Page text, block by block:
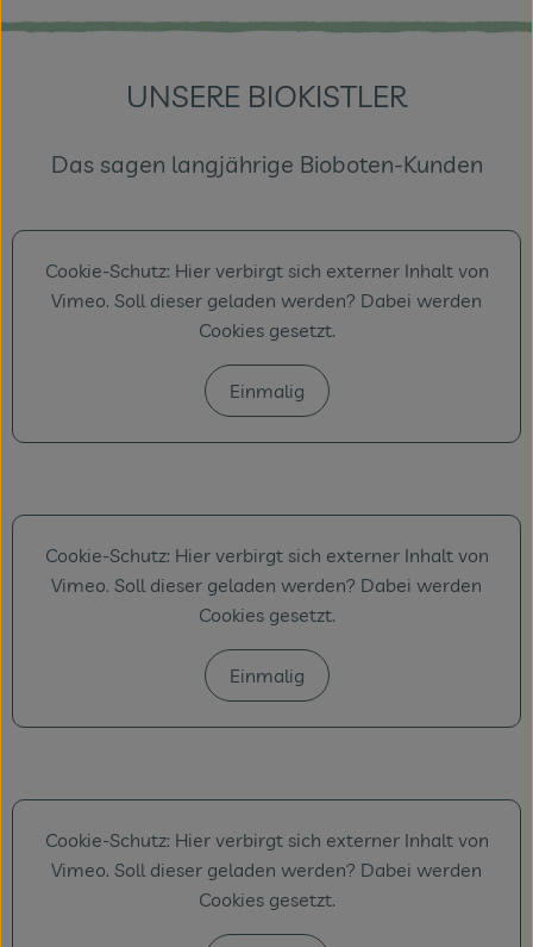
UNSERE BIOKISTLER
Das sagen langjährige Bioboten-Kunden
Cookie-Schutz: Hier verbirgt sich externer Inhalt von
Vimeo. Soll dieser geladen werden? Dabei werden
Cookies gesetzt.
Einmalig
Cookie-Schutz: Hier verbirgt sich externer Inhalt von
Vimeo. Soll dieser geladen werden? Dabei werden
Cookies gesetzt.
Einmalig
Cookie-Schutz: Hier verbirgt sich externer Inhalt von
Vimeo. Soll dieser geladen werden? Dabei werden
Cookies gesetzt.